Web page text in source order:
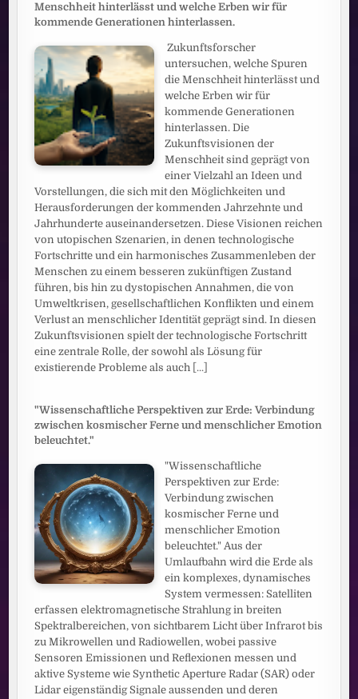
Menschheit hinterlässt und welche Erben wir für
kommende Generationen hinterlassen.
Zukunftsforscher
untersuchen, welche Spuren
die Menschheit hinterlässt und
welche Erben wir für
kommende Generationen
hinterlassen. Die
Zukunftsvisionen der
Menschheit sind geprägt von
einer Vielzahl an Ideen und
Vorstellungen, die sich mit den Möglichkeiten und
Herausforderungen der kommenden Jahrzehnte und
Jahrhunderte auseinandersetzen. Diese Visionen reichen
von utopischen Szenarien, in denen technologische
Fortschritte und ein harmonisches Zusammenleben der
Menschen zu einem besseren zukünftigen Zustand
führen, bis hin zu dystopischen Annahmen, die von
Umweltkrisen, gesellschaftlichen Konflikten und einem
Verlust an menschlicher Identität geprägt sind. In diesen
Zukunftsvisionen spielt der technologische Fortschritt
eine zentrale Rolle, der sowohl als Lösung für
existierende Probleme als auch [...]
"Wissenschaftliche Perspektiven zur Erde: Verbindung
zwischen kosmischer Ferne und menschlicher Emotion
beleuchtet."
"Wissenschaftliche
Perspektiven zur Erde:
Verbindung zwischen
kosmischer Ferne und
menschlicher Emotion
beleuchtet." Aus der
Umlaufbahn wird die Erde als
ein komplexes, dynamisches
System vermessen: Satelliten
erfassen elektromagnetische Strahlung in breiten
Spektralbereichen, von sichtbarem Licht über Infrarot bis
zu Mikrowellen und Radiowellen, wobei passive
Sensoren Emissionen und Reflexionen messen und
aktive Systeme wie Synthetic Aperture Radar (SAR) oder
Lidar eigenständig Signale aussenden und deren